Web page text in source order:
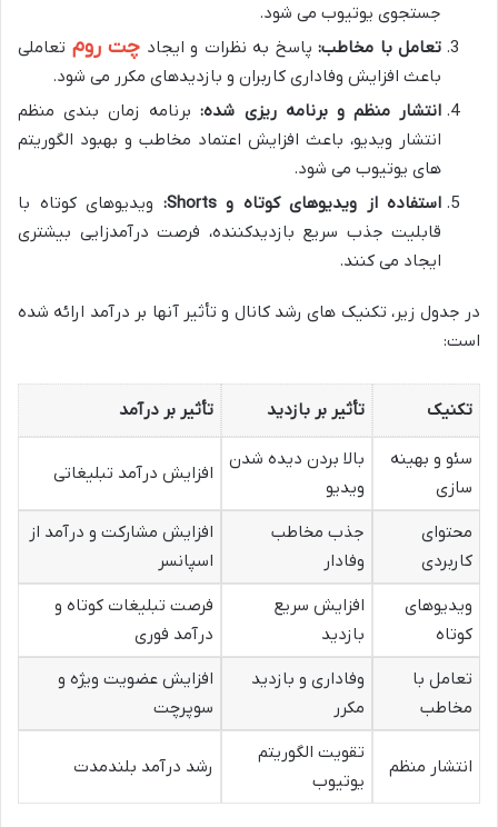
جستجوی یوتیوب می شود.
تعامل با مخاطب: پاسخ به نظرات و ایجاد چت روم تعاملی
باعث افزایش وفاداری کاربران و بازدیدهای مکرر می شود.
انتشار منظم و برنامه ریزی شده:برنامه زمان بندی منظم
انتشار ویدیو، باعث افزایش اعتماد مخاطب و بهبود الگوریتم
های یوتیوب می شود.
استفاده از ویدیوهای کوتاه و Shorts:
ویدیوهای کوتاه با
قابلیت جذب سریع بازدیدکننده، فرصت درآمدزایی بیشتری
ایجاد می کنند.
در جدول زیر، تکنیک های رشد کانال و تأثیر آنها بر درآمد ارائه شده
است:
تکنیک تأثیر بر بازدید تأثیر بر درآمد
سئو و بهینه
سازی
بالا بردن دیده شدن
ویدیو
افزایش درآمد تبلیغاتی
محتوای
کاربردی
جذب مخاطب
وفادار
افزایش مشارکت و درآمد از
اسپانسر
ویدیوهای
کوتاه
افزایش سریع
بازدید
فرصت تبلیغات کوتاه و
درآمد فوری
تعامل با
مخاطب
وفاداری و بازدید
مکرر
افزایش عضویت ویژه و
سوپرچت
انتشار منظم
تقویت الگوریتم
یوتیوب
رشد درآمد بلندمدت